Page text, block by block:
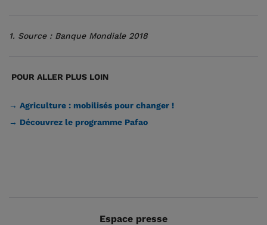
1. Source : Banque Mondiale 2018
POUR ALLER PLUS LOIN
→ Agriculture : mobilisés pour changer !
→ Découvrez le programme Pafao
Espace presse